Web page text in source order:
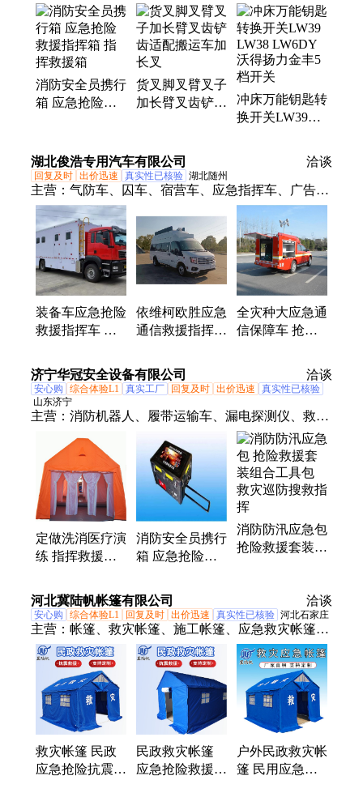
磅、电动脚手架、装载机电子秤、机械抓手、砌筑升
降平台、光伏板升降机、内撑吊具、混凝土振动棒、
打标机、研磨机、裁切机、平移门电机、超市防盗
门、磨片磨头、滑移机、消防机器人、农业打药机、
履带底盘、消防器材
消防安全员携行
箱 应急抢险救
货叉脚叉臂叉子
加长臂叉齿铲齿
冲床万能钥匙转
换开关LW39
沃得扬力金丰5
湖北俊浩专用汽车有限公司 洽谈
回复及时 出价迅速 真实性已核验 湖北随州
主营： 气防车、囚车、宿营车、应急指挥车、广告
车、运送车、早餐车、旅居车、救险车、救护车、电
源车、净水车、采血车、厕所车、监测车、救助车、
售货车、检测车、炊事车、体检车、淋浴车、洗衣
车、运兵车、装备车、运犬车
装备车应急抢险
救援指挥车 厂
使用方便合理
性能稳定
依维柯欧胜应急
通信救援指挥车
办公通讯抢险保
障
全灾种大应急通
信保障车 抢险
带夜间照明装置
济宁华冠安全设备有限公司 洽谈
安心购 综合体验L1 真实工厂 回复及时 出价迅速
真实性已核验
山东济宁
主营： 消防机器人、履带运输车、漏电探测仪、救援
抢险逃生、巡检机器人、消防箱、消防服、破拆工具
组、干粉灭火器、打药喷雾机、传感器、电磁阀、保
护器、电动脚手架、装载机电子秤、砌筑升降平台、
光伏板升降机、内撑吊具、混凝土振动棒、打标机、
裁剪机、研磨机、压铆机、小型装载机、洗消剂、防
爆风机
定做洗消医疗演
练 指挥救援抢
急消防充气帐篷
消防安全员携行
箱 应急抢险救
救援箱
消防防汛应急包
抢险救援套装组
河北冀陆帆帐篷有限公司
洽谈
安心购 综合体验L1 回复及时 出价迅速 真实性已核验 河北石家庄
主营： 帐篷、救灾帐篷、施工帐篷、应急救灾帐篷、
岗亭帐篷、推拉棚、蒙古包、班用帐篷、篷布、彩条
布、雨布、三防布、苫布、蓬布、帆布、迷彩帆布、
防水帆布、防汛沙袋、大棚保温被、工程保温被
救灾帐篷 民政
应急抢险抗震救
民政救灾帐篷
应急抢险救援施
户外民政救灾帐
篷 民用应急救